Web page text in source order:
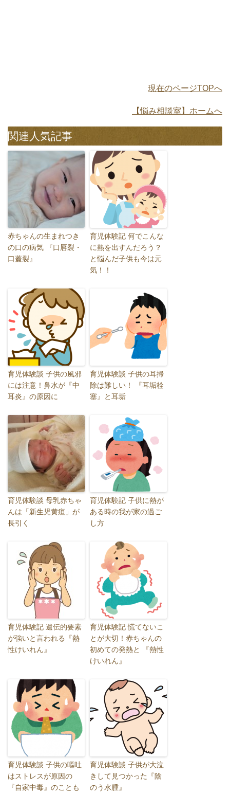
現在のページTOPへ
【悩み相談室】ホームへ
関連人気記事
赤ちゃんの生まれつき
の口の病気 『口唇裂・
口蓋裂』
育児体験記 何でこんな
に熱を出すんだろう？
と悩んだ子供も今は元
気！！
育児体験談 子供の風邪
には注意！鼻水が『中
耳炎』の原因に
育児体験談 子供の耳掃
除は難しい！ 『耳垢栓
塞』と耳垢
育児体験談 母乳赤ちゃ
んは「新生児黄疸」が
長引く
育児体験記 子供に熱が
ある時の我が家の過ご
し方
育児体験記 遺伝的要素
が強いと言われる『熱
性けいれん』
育児体験記 慌てないこ
とが大切！赤ちゃんの
初めての発熱と 『熱性
けいれん』
育児体験談 子供の嘔吐
はストレスが原因の
『自家中毒』のことも
育児体験談 子供が大泣
きして見つかった『陰
のう水腫』